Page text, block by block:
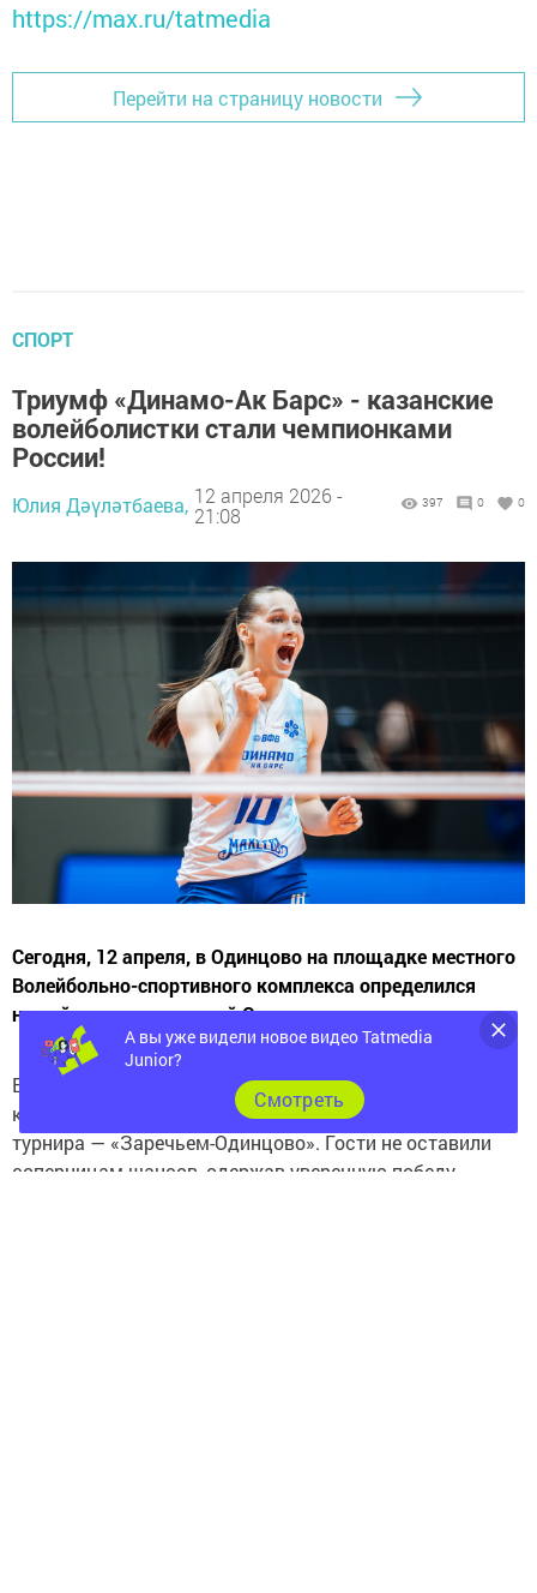
https://max.ru/tatmedia
Перейти на страницу новости
СПОРТ
Триумф «Динамо-Ак Барс» - казанские
волейболистки стали чемпионками
России!
Юлия Дәүләтбаева, 12 апреля 2026 -
21:08
397 0 0
Сегодня, 12 апреля, в Одинцово на площадке местного
Волейбольно-спортивного комплекса определился
новый чемпион женской Суперлиги.
В решающем третьем матче финальной серии
казанское «Динамо-Ак Барс» встречалось с хозяйками
турнира — «Заречьем-Одинцово». Гости не оставили
соперницам шансов, одержав уверенную победу
А вы уже видели новое видео Tatmedia
Junior?
Cмотреть